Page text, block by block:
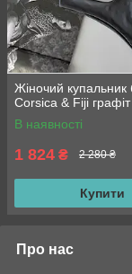
Жіночий купальник
Corsica & Fiji графіт
В наявності
1 824 ₴ 2 280 ₴
Купити
Про нас